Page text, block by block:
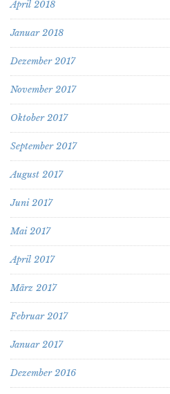
April 2018
Januar 2018
Dezember 2017
November 2017
Oktober 2017
September 2017
August 2017
Juni 2017
Mai 2017
April 2017
März 2017
Februar 2017
Januar 2017
Dezember 2016